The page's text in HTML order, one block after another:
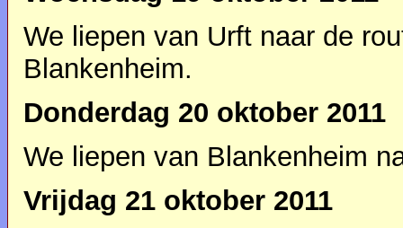
We liepen van Urft naar de
Blankenheim.
Donderdag 20 oktober 2011
We liepen van Blankenheim
Vrijdag 21 oktober 2011